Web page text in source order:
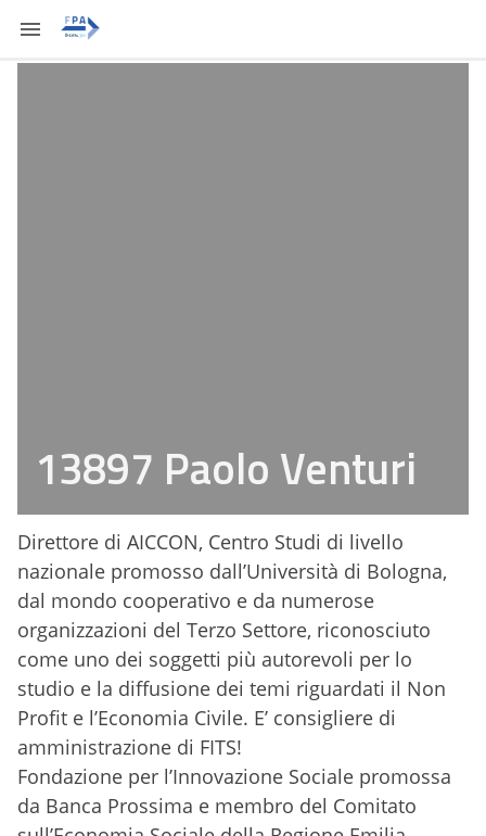
13897 Paolo Venturi
Direttore di AICCON, Centro Studi di livello
nazionale promosso dall’Università di Bologna,
dal mondo cooperativo e da numerose
organizzazioni del Terzo Settore, riconosciuto
come uno dei soggetti più autorevoli per lo
studio e la diffusione dei temi riguardati il Non
Profit e l’Economia Civile. E’ consigliere di
amministrazione di FITS!
Fondazione per l’Innovazione Sociale promossa
da Banca Prossima e membro del Comitato